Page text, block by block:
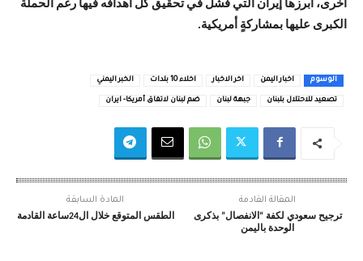
أخرى، أبرزها إيران التي فشل في تحقيق كل أهدافه فيها رغم الحملة
الكبرى عليها بمشاركةٍ أمريكية.
الوسوم اخبار اليمن اخر الاخبار اخلاء 10 بلدات الخبر اليمني
تصعيد للاحتلال بلبنان جبهة لبنان ضم لبنان لاتفاق أمريكا- ايران
المادة السابقة
الطقس المتوقع خلال ال24ساعة القادمة
المقالة القادمة
ترجيح سعودي لكفة “الانفصال” بذكرى
الوحدة باليمن